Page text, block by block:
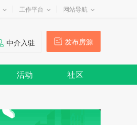
工作平台 网站导航
发布房源
中介入驻
活动 社区